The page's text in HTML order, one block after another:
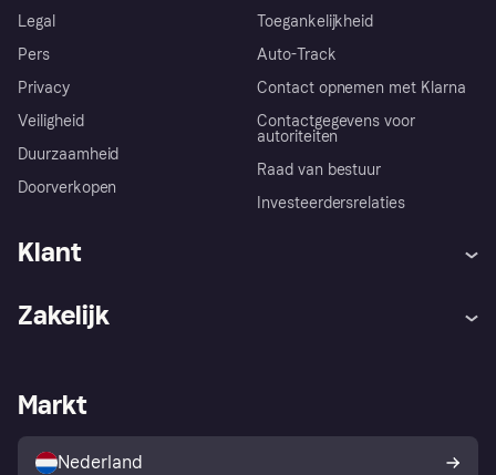
Legal
Pers
Privacy
Veiligheid
Duurzaamheid
Doorverkopen
Toegankelijkheid
Auto-Track
Contact opnemen met Klarna
Contactgegevens voor
autoriteiten
Raad van bestuur
Investeerdersrelaties
Klant
Winkeloverzicht
Kopersbescherming voor
consumenten
Zakelijk
Zakelijke login
Markt
Nederland